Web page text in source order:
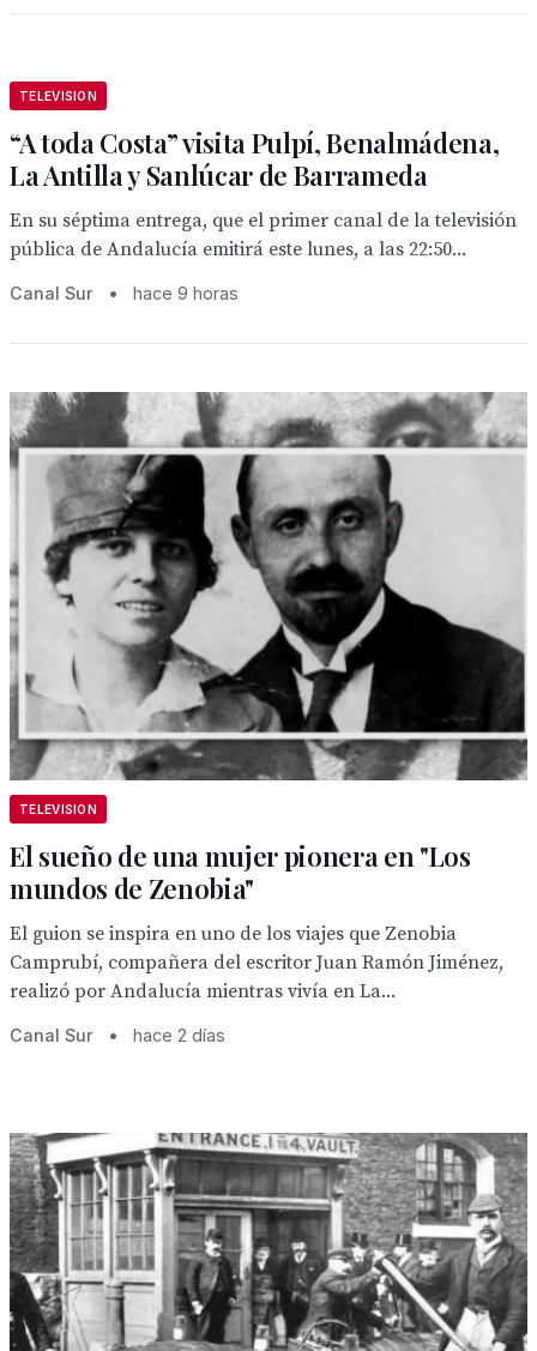
TELEVISION
“A toda Costa” visita Pulpí, Benalmádena,
La Antilla y Sanlúcar de Barrameda
En su séptima entrega, que el primer canal de la televisión
pública de Andalucía emitirá este lunes, a las 22:50...
Canal Sur • hace 9 horas
TELEVISION
El sueño de una mujer pionera en "Los
mundos de Zenobia"
El guion se inspira en uno de los viajes que Zenobia
Camprubí, compañera del escritor Juan Ramón Jiménez,
realizó por Andalucía mientras vivía en La...
Canal Sur • hace 2 días